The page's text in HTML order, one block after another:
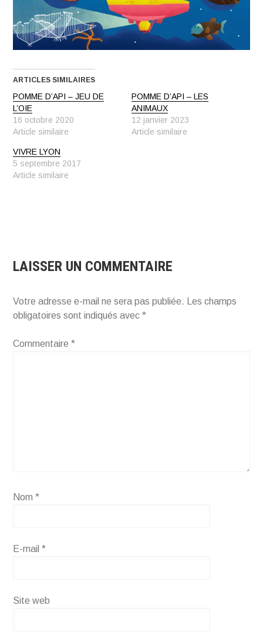
ARTICLES SIMILAIRES
POMME D’API – JEU DE
L’OIE
16 octobre 2020
Article similaire
POMME D’API – LES
ANIMAUX
12 janvier 2023
Article similaire
VIVRE LYON
5 septembre 2017
Article similaire
LAISSER UN COMMENTAIRE
Votre adresse e-mail ne sera pas publiée.
Les champs
obligatoires sont indiqués avec*
Commentaire*
Nom*
E-mail*
Site web